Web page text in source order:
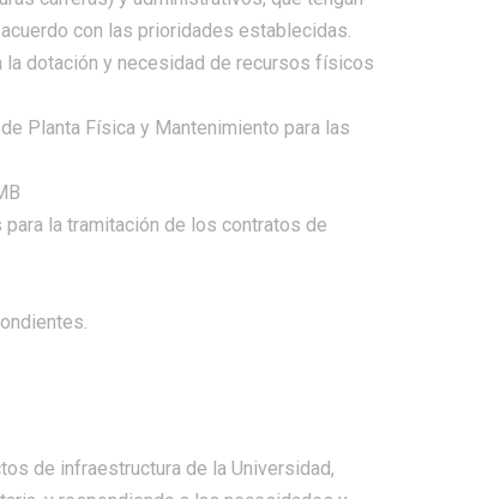
con las prioridades establecidas.
la dotación y necesidad de recursos físicos
Planta Física y Mantenimiento para las
la tramitación de los contratos de
de infraestructura de la Universidad,